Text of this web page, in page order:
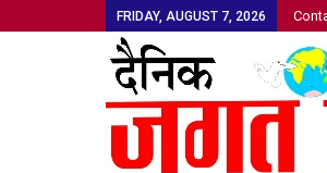
FRIDAY, AUGUST 7, 2026